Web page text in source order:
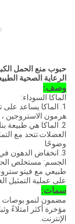
حبوب منع الحمل
الرعاية الصحية
وصف:
الماكا السوداء:
1. الماكا يساعد
هرمون الاستروجين ،
2. الماكا هي طبيعة
العضلات.تتحد مع
وضوحًا
3. انخفاض الدهون
الجسم: مستخلص
طبيعي مع فيتو
على عملية التمثيل
سمات:
مضمون لنمو بوصات
الإنترنت.